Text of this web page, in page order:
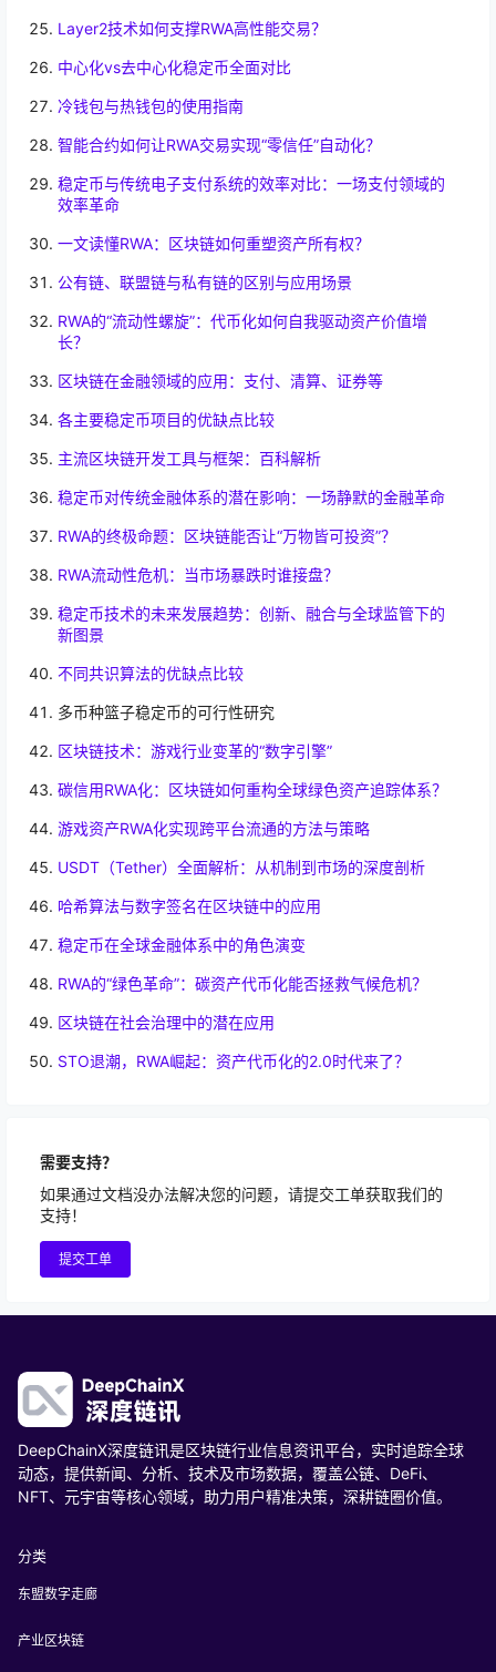
Layer2技术如何支撑RWA高性能交易？
中心化vs去中心化稳定币全面对比
冷钱包与热钱包的使用指南
智能合约如何让RWA交易实现“零信任”自动化？
稳定币与传统电子支付系统的效率对比：一场支付领域的
效率革命
一文读懂RWA：区块链如何重塑资产所有权？
公有链、联盟链与私有链的区别与应用场景
RWA的“流动性螺旋”：代币化如何自我驱动资产价值增
长？
区块链在金融领域的应用：支付、清算、证券等
各主要稳定币项目的优缺点比较
主流区块链开发工具与框架：百科解析
稳定币对传统金融体系的潜在影响：一场静默的金融革命
RWA的终极命题：区块链能否让“万物皆可投资”？
RWA流动性危机：当市场暴跌时谁接盘？
稳定币技术的未来发展趋势：创新、融合与全球监管下的
新图景
不同共识算法的优缺点比较
多币种篮子稳定币的可行性研究
区块链技术：游戏行业变革的“数字引擎”
碳信用RWA化：区块链如何重构全球绿色资产追踪体系？
游戏资产RWA化实现跨平台流通的方法与策略
USDT（Tether）全面解析：从机制到市场的深度剖析
哈希算法与数字签名在区块链中的应用
稳定币在全球金融体系中的角色演变
RWA的“绿色革命”：碳资产代币化能否拯救气候危机？
区块链在社会治理中的潜在应用
STO退潮，RWA崛起：资产代币化的2.0时代来了？
需要支持？
如果通过文档没办法解决您的问题，请提交工单获取我们的
支持！
提交工单
DeepChainX深度链讯是区块链行业信息资讯平台，实时追踪全球
动态，提供新闻、分析、技术及市场数据，覆盖公链、DeFi、
NFT、元宇宙等核心领域，助力用户精准决策，深耕链圈价值。
分类
东盟数字走廊
产业区块链